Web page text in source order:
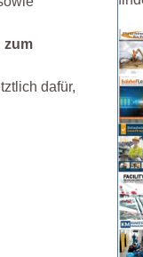
zum
dafür,